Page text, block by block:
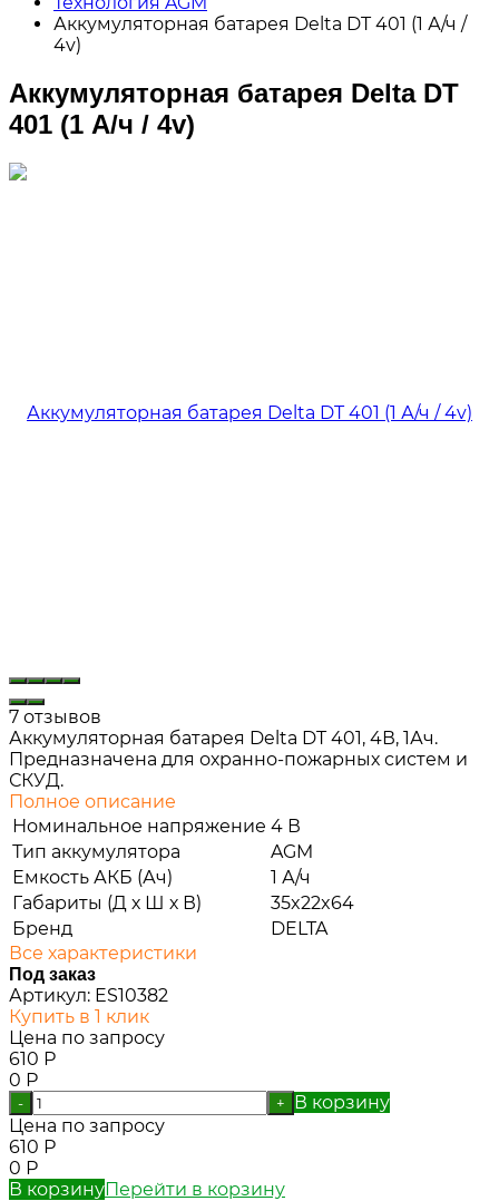
Аккумуляторная батарея Delta DT 401 (1 А/ч /
4v)
Аккумуляторная батарея Delta DT
401 (1 А/ч / 4v)
7 отзывов
Аккумуляторная батарея Delta DT 401, 4В, 1Ач.
Предназначена для охранно-пожарных систем и
СКУД.
Полное описание
Номинальное напряжение 4 В
Тип аккумулятора
AGM
Емкость АКБ (Ач)
1 А/ч
Габариты (Д х Ш х В)
35x22x64
Бренд
DELTA
Все характеристики
Под заказ
Артикул: ES10382
Купить в 1 клик
Цена по запросу
610 Р
0 Р
- +
В корзину
Цена по запросу
610 Р
0 Р
В корзинуПерейти в корзину